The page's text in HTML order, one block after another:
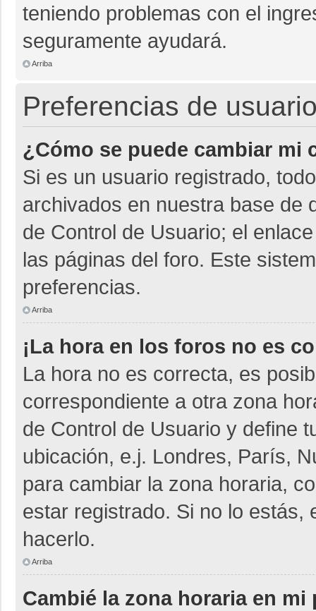
teniendo problemas con el
seguramente ayudará.
Arriba
Preferencias de
¿Cómo se puede cambiar mi
Si es un usuario registrado,
archivados en nuestra base de
de Control de Usuario; el
las páginas del foro. Este
preferencias.
Arriba
¡La hora en los foros no es
La hora no es correcta, es
correspondiente a otra zona
de Control de Usuario y define
ubicación, e.j. Londres, París,
para cambiar la zona horaria,
estar registrado. Si no lo estás,
hacerlo.
Arriba
Cambié la zona horaria en